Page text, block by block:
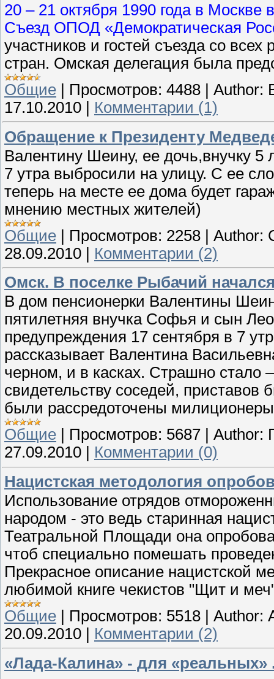
20 – 21 октября 1990 года в
Съезд ОПОД «Демократическая
участников и гостей съезда со
стран. Омская делегация была
Общие
Просмотров: 4488 Author:
17.10.2010
Комментарии (1)
Обращение к Президенту
Валентину Шеину, ее дочь,внучку 5
7 утра выбросили на улицу. С ее
теперь на месте ее дома будет
мнению местных жителей)
Общие | Просмотров: 2258 | Author:
28.09.2010 | Комментарии (2)
Омск. В поселке Рыбачий
В дом пенсионерки Валентины
пятилетняя внучка Софья и сын
предупреждения 17 сентября в 7
рассказывает Валентина
черном, и в касках. Страшно стало
свидетельству соседей,
были рассредоточены
Общие
Просмотров: 5687 Author:
27.09.2010
Комментарии (0)
Нацистская методология
Использование отрядов
народом - это ведь старинная
Театральной Площади она
чтоб специально помешать
Прекрасное описание нацистской
любимой книге чекистов "Щит и
Общие
Просмотров: 5518 Author:
20.09.2010
Комментарии (2)
«Лада-Калина» - для